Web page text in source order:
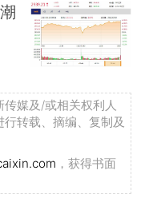
媒及/或相关权利人
转载、摘编、复制及
，获得书面